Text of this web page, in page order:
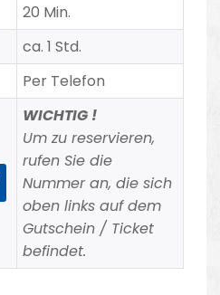
20 Min.
ca. 1 Std.
Per Telefon
WICHTIG !
Um zu reservieren,
rufen Sie die
Nummer an, die sich
oben links auf dem
Gutschein / Ticket
befindet.